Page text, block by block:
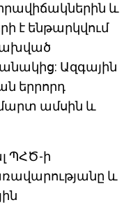
և
է ենթարկվում
Ազգային
երրորդ
ամսին և
ՊՀԾ-ի
և